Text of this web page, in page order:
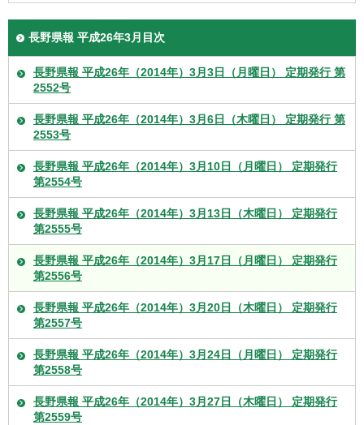
長野県報 平成26年3月目次
長野県報 平成26年（2014年）3月3日（月曜日） 定期発行 第
2552号
長野県報 平成26年（2014年）3月6日（木曜日） 定期発行 第
2553号
長野県報 平成26年（2014年）3月10日（月曜日） 定期発行
第2554号
長野県報 平成26年（2014年）3月13日（木曜日） 定期発行
第2555号
長野県報 平成26年（2014年）3月17日（月曜日） 定期発行
第2556号
長野県報 平成26年（2014年）3月20日（木曜日） 定期発行
第2557号
長野県報 平成26年（2014年）3月24日（月曜日） 定期発行
第2558号
長野県報 平成26年（2014年）3月27日（木曜日） 定期発行
第2559号